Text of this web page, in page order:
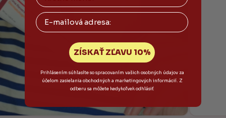
Email
ZÍSKAŤ ZĽAVU 10%
Prihlásením súhlasíte so spracovaním vašich osobných údajov za
účelom zasielania obchodných a marketingových informácií. Z
odberu sa môžete kedykoľvek odhlásiť